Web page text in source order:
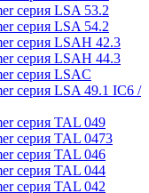
серия LSA 53.2
серия LSA 54.2
серия LSAH 42.3
серия LSAH 44.3
серия LSAC
серия LSA 49.1 IC6 /
серия TAL 049
серия TAL 0473
серия TAL 046
серия TAL 044
серия TAL 042